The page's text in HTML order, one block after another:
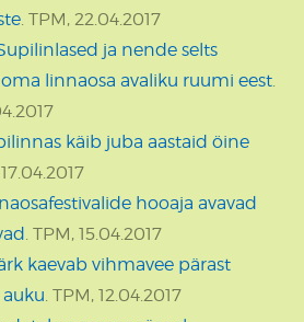
. TPM, 22.04.2017
ja nende selts
linnaosa avaliku ruumi eest.
käib juba aastaid öine
hooaja avavad
. TPM, 15.04.2017
kaevab vihmavee pärast
. TPM, 12.04.2017